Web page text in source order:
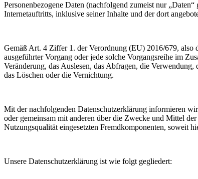
Personenbezogene Daten (nachfolgend zumeist nur
Internetauftritts, inklusive seiner Inhalte und der dort
Gemäß Art. 4 Ziffer 1. der Verordnung (EU) 2016/679, also
ausgeführter Vorgang oder jede solche Vorgangsreihe im
Veränderung, das Auslesen, das Abfragen, die
das Löschen oder die Vernichtung.
Mit der nachfolgenden Datenschutzerklärung informieren
oder gemeinsam mit anderen über die Zwecke und Mittel
Nutzungsqualität eingesetzten Fremdkomponenten, soweit
Unsere Datenschutzerklärung ist wie folgt gegliedert: